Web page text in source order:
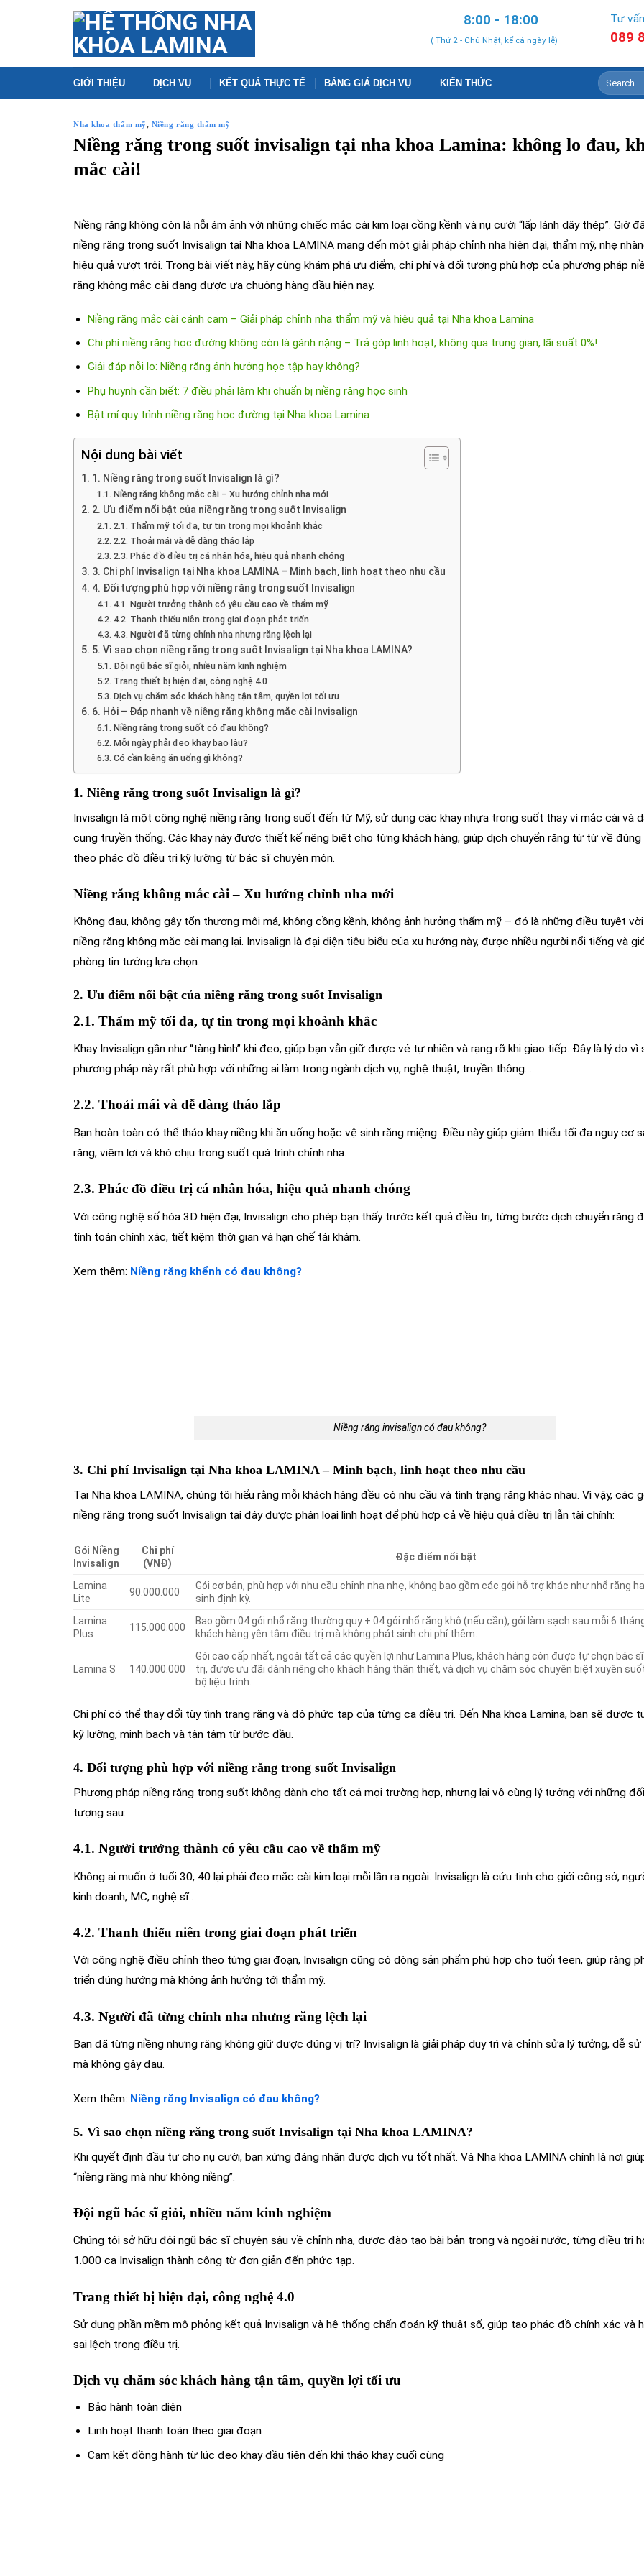
8:00 - 18:00
( Thứ 2 - Chủ Nhật, kể cả ngày lễ)
Tư
089
GIỚI THIỆU DỊCH VỤ KẾT QUẢ THỰC TẾ BẢNG GIÁ DỊCH VỤ KIẾN THỨC
Nha khoa thẩm mỹ, Niềng răng thẩm mỹ
Niềng răng trong suốt invisalign tại nha khoa Lamina: không lo đau,
mắc cài!
Niềng răng không còn là nỗi ám ảnh với những chiếc mắc cài kim loại cồng kềnh và nụ cười “lấp lánh dây thép”. Giờ
niềng răng trong suốt Invisalign tại Nha khoa LAMINA mang đến một giải pháp chỉnh nha hiện đại, thẩm mỹ, nhẹ
hiệu quả vượt trội. Trong bài viết này, hãy cùng khám phá ưu điểm, chi phí và đối tượng phù hợp của phương pháp
răng không mắc cài đang được ưa chuộng hàng đầu hiện nay.
Niềng răng mắc cài cánh cam – Giải pháp chỉnh nha thẩm mỹ và hiệu quả tại Nha khoa Lamina
Chi phí niềng răng học đường không còn là gánh nặng – Trả góp linh hoạt, không qua trung gian, lãi suất 0%!
Giải đáp nỗi lo: Niềng răng ảnh hưởng học tập hay không?
Phụ huynh cần biết: 7 điều phải làm khi chuẩn bị niềng răng học sinh
Bật mí quy trình niềng răng học đường tại Nha khoa Lamina
Nội dung bài viết
1. Niềng răng trong suốt Invisalign là gì?
Niềng răng không mắc cài – Xu hướng chỉnh nha mới
2. Ưu điểm nổi bật của niềng răng trong suốt Invisalign
2.1. Thẩm mỹ tối đa, tự tin trong mọi khoảnh khắc
2.2. Thoải mái và dễ dàng tháo lắp
2.3. Phác đồ điều trị cá nhân hóa, hiệu quả nhanh chóng
3. Chi phí Invisalign tại Nha khoa LAMINA – Minh bạch, linh hoạt theo nhu cầu
4. Đối tượng phù hợp với niềng răng trong suốt Invisalign
4.1. Người trưởng thành có yêu cầu cao về thẩm mỹ
4.2. Thanh thiếu niên trong giai đoạn phát triển
4.3. Người đã từng chỉnh nha nhưng răng lệch lại
5. Vì sao chọn niềng răng trong suốt Invisalign tại Nha khoa LAMINA?
Đội ngũ bác sĩ giỏi, nhiều năm kinh nghiệm
Trang thiết bị hiện đại, công nghệ 4.0
Dịch vụ chăm sóc khách hàng tận tâm, quyền lợi tối ưu
6. Hỏi – Đáp nhanh về niềng răng không mắc cài Invisalign
Niềng răng trong suốt có đau không?
Mỗi ngày phải đeo khay bao lâu?
Có cần kiêng ăn uống gì không?
1. Niềng răng trong suốt Invisalign là gì?
Invisalign là một công nghệ niềng răng trong suốt đến từ Mỹ, sử dụng các khay nhựa trong suốt thay vì mắc cài và
cung truyền thống. Các khay này được thiết kế riêng biệt cho từng khách hàng, giúp dịch chuyển răng từ từ về đúng
theo phác đồ điều trị kỹ lưỡng từ bác sĩ chuyên môn.
Niềng răng không mắc cài – Xu hướng chỉnh nha mới
Không đau, không gây tổn thương môi má, không cồng kềnh, không ảnh hưởng thẩm mỹ – đó là những điều tuyệt
niềng răng không mắc cài mang lại. Invisalign là đại diện tiêu biểu của xu hướng này, được nhiều người nổi tiếng và
phòng tin tưởng lựa chọn.
2. Ưu điểm nổi bật của niềng răng trong suốt Invisalign
2.1. Thẩm mỹ tối đa, tự tin trong mọi khoảnh khắc
Khay Invisalign gần như “tàng hình” khi đeo, giúp bạn vẫn giữ được vẻ tự nhiên và rạng rỡ khi giao tiếp. Đây là lý do vì
phương pháp này rất phù hợp với những ai làm trong ngành dịch vụ, nghệ thuật, truyền thông…
2.2. Thoải mái và dễ dàng tháo lắp
Bạn hoàn toàn có thể tháo khay niềng khi ăn uống hoặc vệ sinh răng miệng. Điều này giúp giảm thiểu tối đa nguy cơ
răng, viêm lợi và khó chịu trong suốt quá trình chỉnh nha.
2.3. Phác đồ điều trị cá nhân hóa, hiệu quả nhanh chóng
Với công nghệ số hóa 3D hiện đại, Invisalign cho phép bạn thấy trước kết quả điều trị, từng bước dịch chuyển răng
tính toán chính xác, tiết kiệm thời gian và hạn chế tái khám.
Xem thêm: Niềng răng khểnh có đau không?
Niềng răng invisalign có đau không?
3. Chi phí Invisalign tại Nha khoa LAMINA – Minh bạch, linh hoạt theo nhu cầu
Tại Nha khoa LAMINA, chúng tôi hiểu rằng mỗi khách hàng đều có nhu cầu và tình trạng răng khác nhau. Vì vậy, các
niềng răng trong suốt Invisalign tại đây được phân loại linh hoạt để phù hợp cả về hiệu quả điều trị lẫn tài chính:
Gói Niềng
Invisalign
Chi phí
(VNĐ)
Đặc điểm nổi bật
Lamina
Lite
90.000.000
Gói cơ bản, phù hợp với nhu cầu chỉnh nha nhẹ, không bao gồm các gói hỗ trợ khác như nhổ răng
sinh định kỳ.
Lamina
Plus
115.000.000
Bao gồm 04 gói nhổ răng thường quy + 04 gói nhổ răng khô (nếu cần), gói làm sạch sau mỗi 6
khách hàng yên tâm điều trị mà không phát sinh chi phí thêm.
Lamina S 140.000.000
Gói cao cấp nhất, ngoài tất cả các quyền lợi như Lamina Plus, khách hàng còn được tự chọn bác
trị, được ưu đãi dành riêng cho khách hàng thân thiết, và dịch vụ chăm sóc chuyên biệt xuyên
bộ liệu trình.
Chi phí có thể thay đổi tùy tình trạng răng và độ phức tạp của từng ca điều trị. Đến Nha khoa Lamina, bạn sẽ được
kỹ lưỡng, minh bạch và tận tâm từ bước đầu.
4. Đối tượng phù hợp với niềng răng trong suốt Invisalign
Phương pháp niềng răng trong suốt không dành cho tất cả mọi trường hợp, nhưng lại vô cùng lý tưởng với những đối
tượng sau:
4.1. Người trưởng thành có yêu cầu cao về thẩm mỹ
Không ai muốn ở tuổi 30, 40 lại phải đeo mắc cài kim loại mỗi lần ra ngoài. Invisalign là cứu tinh cho giới công sở,
kinh doanh, MC, nghệ sĩ…
4.2. Thanh thiếu niên trong giai đoạn phát triển
Với công nghệ điều chỉnh theo từng giai đoạn, Invisalign cũng có dòng sản phẩm phù hợp cho tuổi teen, giúp răng
triển đúng hướng mà không ảnh hưởng tới thẩm mỹ.
4.3. Người đã từng chỉnh nha nhưng răng lệch lại
Bạn đã từng niềng nhưng răng không giữ được đúng vị trí? Invisalign là giải pháp duy trì và chỉnh sửa lý tưởng, dễ sử
mà không gây đau.
Xem thêm: Niềng răng Invisalign có đau không?
5. Vì sao chọn niềng răng trong suốt Invisalign tại Nha khoa LAMINA?
Khi quyết định đầu tư cho nụ cười, bạn xứng đáng nhận được dịch vụ tốt nhất. Và Nha khoa LAMINA chính là nơi
“niềng răng mà như không niềng”.
Đội ngũ bác sĩ giỏi, nhiều năm kinh nghiệm
Chúng tôi sở hữu đội ngũ bác sĩ chuyên sâu về chỉnh nha, được đào tạo bài bản trong và ngoài nước, từng điều trị
1.000 ca Invisalign thành công từ đơn giản đến phức tạp.
Trang thiết bị hiện đại, công nghệ 4.0
Sử dụng phần mềm mô phỏng kết quả Invisalign và hệ thống chẩn đoán kỹ thuật số, giúp tạo phác đồ chính xác và
sai lệch trong điều trị.
Dịch vụ chăm sóc khách hàng tận tâm, quyền lợi tối ưu
Bảo hành toàn diện
Linh hoạt thanh toán theo giai đoạn
Cam kết đồng hành từ lúc đeo khay đầu tiên đến khi tháo khay cuối cùng